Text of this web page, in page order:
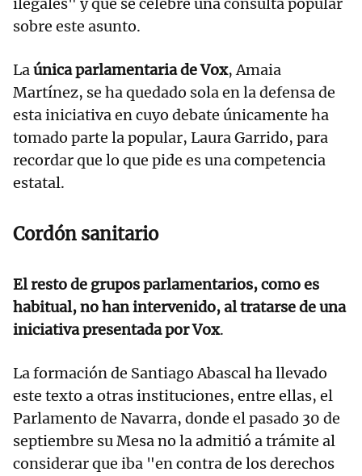
ilegales" y que se celebre una consulta popular
sobre este asunto.
Laúnica parlamentaria de Vox, Amaia
Martínez, se ha quedado sola en la defensa de
esta iniciativa en cuyo debate únicamente ha
tomado parte la popular, Laura Garrido, para
recordar que lo que pide es una competencia
estatal.
Cordón sanitario
El resto de grupos parlamentarios, como es
habitual, no han intervenido, al tratarse de una
iniciativa presentada por Vox.
La formación de Santiago Abascal ha llevado
este texto a otras instituciones, entre ellas, el
Parlamento de Navarra, donde el pasado 30 de
septiembre su Mesa no la admitió a trámite al
considerar que iba "en contra de los derechos